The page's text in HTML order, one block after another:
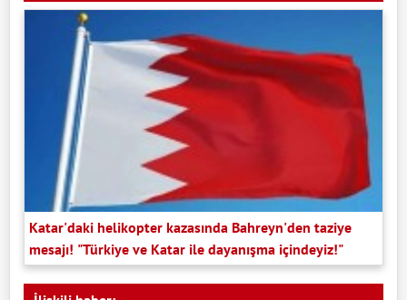
Katar'daki helikopter kazasında Bahreyn'den taziye
mesajı! "Türkiye ve Katar ile dayanışma içindeyiz!"